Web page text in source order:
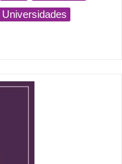
Universidades